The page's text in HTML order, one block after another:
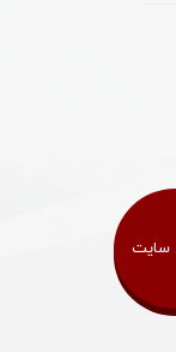
سایت